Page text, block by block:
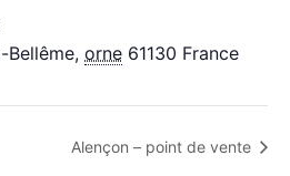
Bellême, orne 61130 France
Alençon – point de vente